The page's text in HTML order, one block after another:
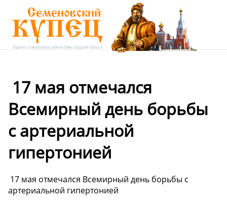
️ 17 мая отмечался
Всемирный день борьбы
с артериальной
гипертонией
️ 17 мая отмечался Всемирный день борьбы с
артериальной гипертонией